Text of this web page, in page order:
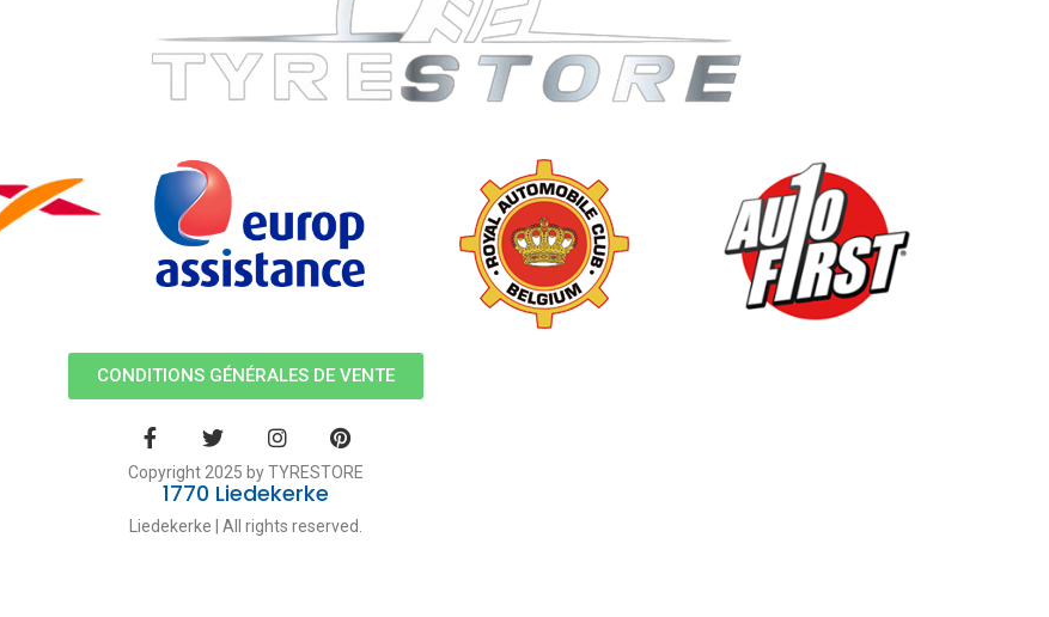
CONDITIONS GÉNÉRALES DE VENTE
Copyright 2025 by TYRESTORE
1770 Liedekerke
Liedekerke | All rights reserved.